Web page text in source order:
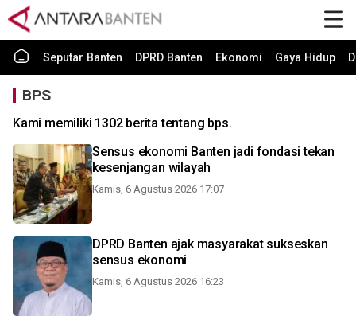
Seputar Banten DPRD Banten Ekonomi Gaya Hidup
BPS
Kami memiliki 1302 berita tentang bps.
Sensus ekonomi Banten jadi fondasi tekan
kesenjangan wilayah
Kamis, 6 Agustus 2026 17:07
DPRD Banten ajak masyarakat sukseskan
sensus ekonomi
Kamis, 6 Agustus 2026 16:23